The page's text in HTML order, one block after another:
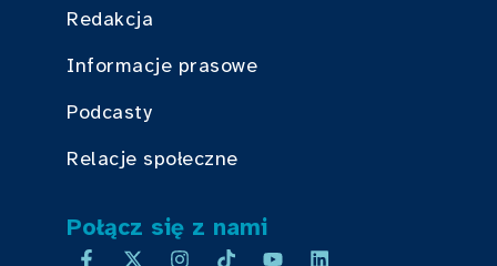
Redakcja
Informacje prasowe
Podcasty
Relacje społeczne
Połącz się z nami